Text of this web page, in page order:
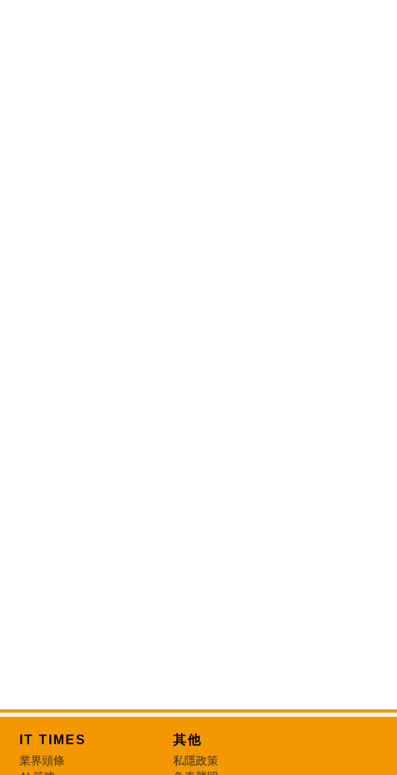
IT TIMES
業界頭條
其他
私隱政策